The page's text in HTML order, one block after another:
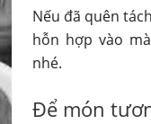
Nếu đã quên
hỗn hợp vào
nhé.
Để món